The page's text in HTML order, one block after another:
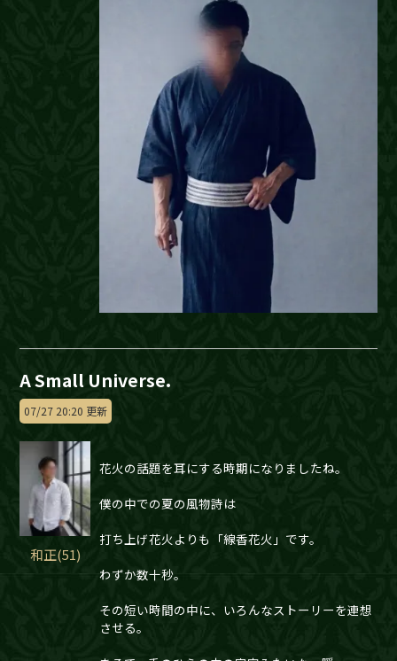
A Small Universe.
07/27 20:20 更新
和正(51)
花火の話題を耳にする時期になりましたね。
僕の中での夏の風物詩は
打ち上げ花火よりも「線香花火」です。
わずか数十秒。
その短い時間の中に、いろんなストーリーを連想
させる。